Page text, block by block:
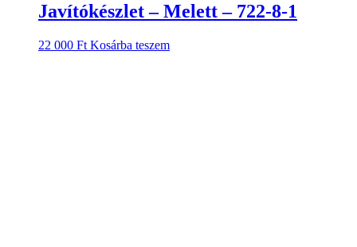
Javítókészlet – Melett – 722-8-1
22 000 Ft Kosárba teszem